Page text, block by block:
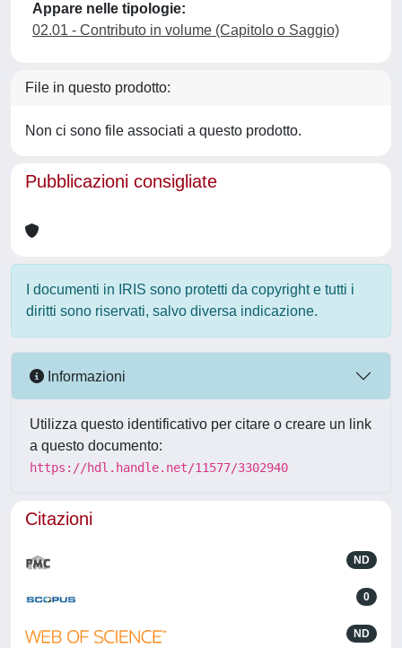
Appare nelle tipologie:
02.01 - Contributo in volume (Capitolo o Saggio)
File in questo prodotto:
Non ci sono file associati a questo prodotto.
Pubblicazioni consigliate
I documenti in IRIS sono protetti da copyright e tutti i
diritti sono riservati, salvo diversa indicazione.
Informazioni
Utilizza questo identificativo per citare o creare un link
a questo documento:
https://hdl.handle.net/11577/3302940
Citazioni
ND
0
ND